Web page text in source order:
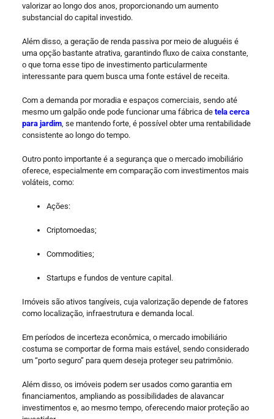
valorizar ao longo dos anos, proporcionando um aumento
substancial do capital investido.
Além disso, a geração de renda passiva por meio de aluguéis é
uma opção bastante atrativa, garantindo fluxo de caixa constante,
o que torna esse tipo de investimento particularmente
interessante para quem busca uma fonte estável de receita.
Com a demanda por moradia e espaços comerciais, sendo até
mesmo um galpão onde pode funcionar uma fábrica de tela cerca
para jardim, se mantendo forte, é possível obter uma rentabilidade
consistente ao longo do tempo.
Outro ponto importante é a segurança que o mercado imobiliário
oferece, especialmente em comparação com investimentos mais
voláteis, como:
Ações:
Criptomoedas;
Commodities;
Startups e fundos de venture capital.
Imóveis são ativos tangíveis, cuja valorização depende de fatores
como localização, infraestrutura e demanda local.
Em períodos de incerteza econômica, o mercado imobiliário
costuma se comportar de forma mais estável, sendo considerado
um “porto seguro” para quem deseja proteger seu patrimônio.
Além disso, os imóveis podem ser usados como garantia em
financiamentos, ampliando as possibilidades de alavancar
investimentos e, ao mesmo tempo, oferecendo maior proteção ao